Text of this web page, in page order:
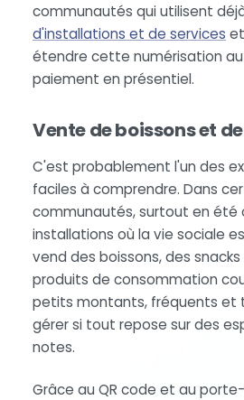
communautés qui utilisent
d'installations et de services
étendre cette numérisation
paiement en présentiel.
Vente de boissons et
C'est probablement l'un des
faciles à comprendre. Dans
communautés, surtout en été
installations où la vie sociale
vend des boissons, des
produits de consommation
petits montants, fréquents et
gérer si tout repose sur des
notes.
Grâce au QR code et au